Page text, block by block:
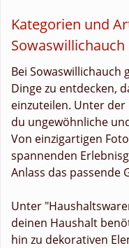
Kategorien und
Sowaswillichauch
Bei Sowaswillichauch
Dinge zu entdecken,
einzuteilen. Unter
du ungewöhnliche
Von einzigartigen
spannenden
Anlass das passende
Unter
deinen Haushalt
hin zu dekorativen